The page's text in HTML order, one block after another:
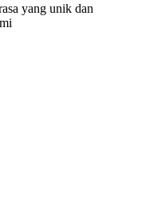
yang unik dan